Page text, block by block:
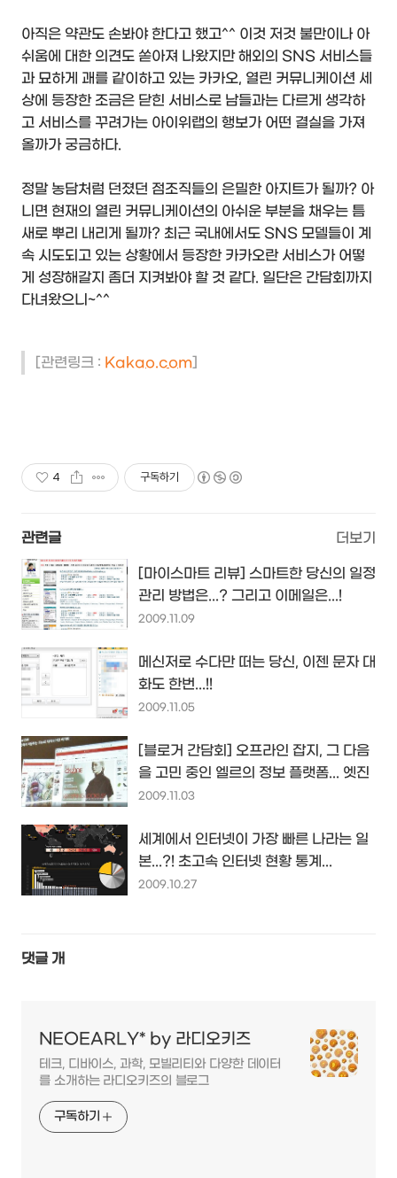
아직은 약관도 손봐야 한다고 했고^^ 이것 저것 불만이나 아
쉬움에 대한 의견도 쏟아져 나왔지만 해외의 SNS 서비스들
과 묘하게 괘를 같이하고 있는 카카오, 열린 커뮤니케이션 세
상에 등장한 조금은 닫힌 서비스로 남들과는 다르게 생각하
고 서비스를 꾸려가는 아이위랩의 행보가 어떤 결실을 가져
올까가 궁금하다.
정말 농담처럼 던졌던 점조직들의 은밀한 아지트가 될까? 아
니면 현재의 열린 커뮤니케이션의 아쉬운 부분을 채우는 틈
새로 뿌리 내리게 될까? 최근 국내에서도 SNS 모델들이 계
속 시도되고 있는 상황에서 등장한 카카오란 서비스가 어떻
게 성장해갈지 좀더 지켜봐야 할 것 같다. 일단은 간담회까지
다녀왔으니~^^
[관련링크 : Kakao.com]
4 구독하기
관련글 더보기
[마이스마트 리뷰] 스마트한 당신의 일정
관리 방법은...? 그리고 이메일은...!
2009.11.09
메신저로 수다만 떠는 당신, 이젠 문자 대
화도 한번...!!
2009.11.05
[블로거 간담회] 오프라인 잡지, 그 다음
을 고민 중인 엘르의 정보 플랫폼... 엣진
2009.11.03
세계에서 인터넷이 가장 빠른 나라는 일
본...?! 초고속 인터넷 현황 통계...
2009.10.27
댓글 개
NEOEARLY* by 라디오키즈
테크, 디바이스, 과학, 모빌리티와 다양한 데이터
를 소개하는 라디오키즈의 블로그
구독하기